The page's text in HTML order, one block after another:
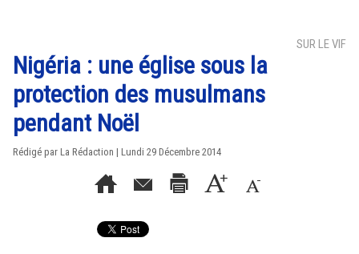
SUR LE VIF
Nigéria : une église sous la
protection des musulmans
pendant Noël
Rédigé par La Rédaction | Lundi 29 Décembre 2014